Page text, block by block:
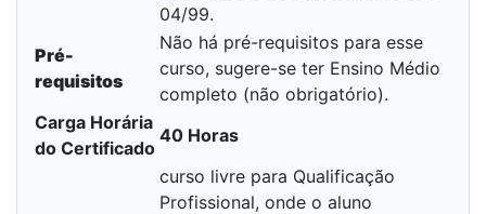
04/99.
Pré-
requisitos
Não há pré-requisitos para esse
curso, sugere-se ter Ensino Médio
completo (não obrigatório).
Carga Horária
do Certificado
40 Horas
curso livre para Qualificação
Profissional, onde o aluno